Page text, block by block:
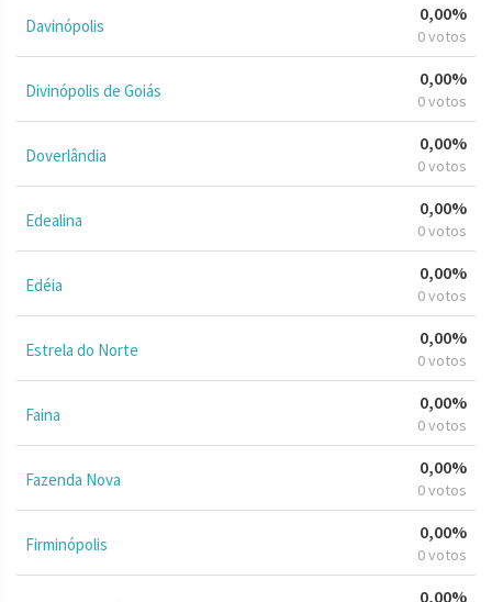
Davinópolis
0,00%
0 votos
Divinópolis de Goiás
0,00%
0 votos
Doverlândia
0,00%
0 votos
Edealina
0,00%
0 votos
Edéia
0,00%
0 votos
Estrela do Norte
0,00%
0 votos
Faina
0,00%
0 votos
Fazenda Nova
0,00%
0 votos
Firminópolis
0,00%
0 votos
0,00%